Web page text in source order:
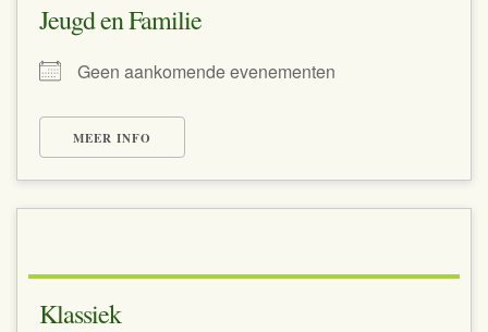
Jeugd en Familie
Geen aankomende evenementen
MEER INFO
Klassiek